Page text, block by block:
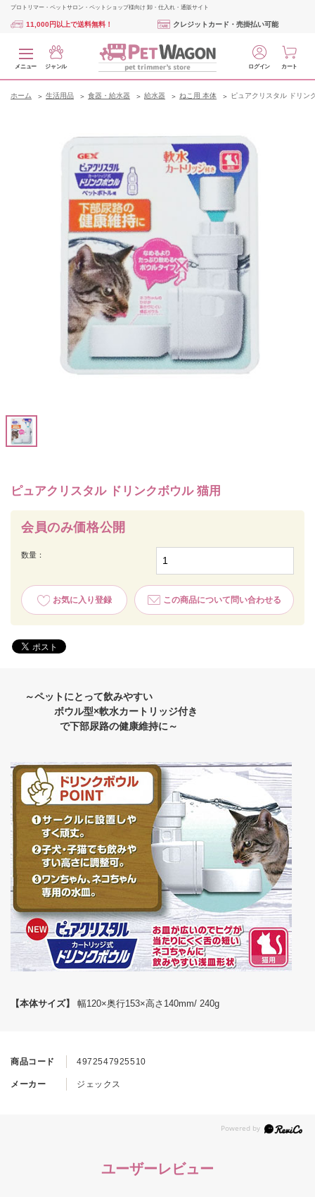
プロトリマー・ペットサロン・ペットショップ様向け 卸・仕入れ・通販サイト
11,000円以上で送料無料！ クレジットカード・売掛払い可能
メニュー ジャンル ログイン カート
ホーム 生活用品 食器・給水器 給水器 ねこ用 本体 ピュアクリスタル ドリン
ピュアクリスタル ドリンクボウル 猫用
会員のみ価格公開
数量：
お気に入り登録 この商品について問い合わせる
商品コード 4972547925510
メーカー ジェックス
～ペットにとって飲みやすい
ボウル型×軟水カートリッジ付き
で下部尿路の健康維持に～
【本体サイズ】 幅120×奥行153×高さ140mm/ 240g
ユーザーレビュー